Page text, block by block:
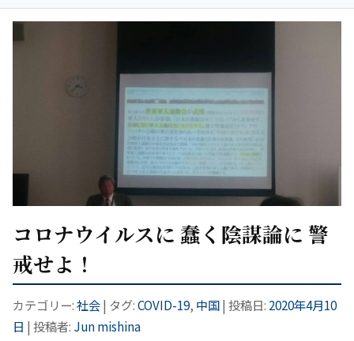
コロナウイルスに 蠢く陰謀論に 警
戒せよ！
カテゴリー:社会| タグ:COVID-19, 中国| 投稿日: 2020年4月10
日 | 投稿者: Jun mishina